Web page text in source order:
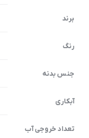
برند
رنگ
جنس بدنه
آبکاری
تعداد خروجی آب